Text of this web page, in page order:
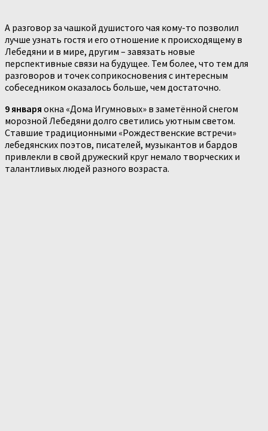
А разговор за чашкой душистого чая кому-то позволил
лучше узнать гостя и его отношение к происходящему в
Лебедяни и в мире, другим – завязать новые
перспективные связи на будущее. Тем более, что тем для
разговоров и точек соприкосновения с интересным
собеседником оказалось больше, чем достаточно.
9 января окна «Дома Игумновых» в заметённой снегом
морозной Лебедяни долго светились уютным светом.
Ставшие традиционными «Рождественские встречи»
лебедянских поэтов, писателей, музыкантов и бардов
привлекли в свой дружеский круг немало творческих и
талантливых людей разного возраста.